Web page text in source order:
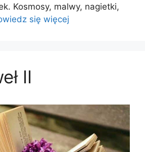
Kosmosy, malwy, nagietki,
się więcej
II